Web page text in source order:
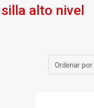
silla alto nivel